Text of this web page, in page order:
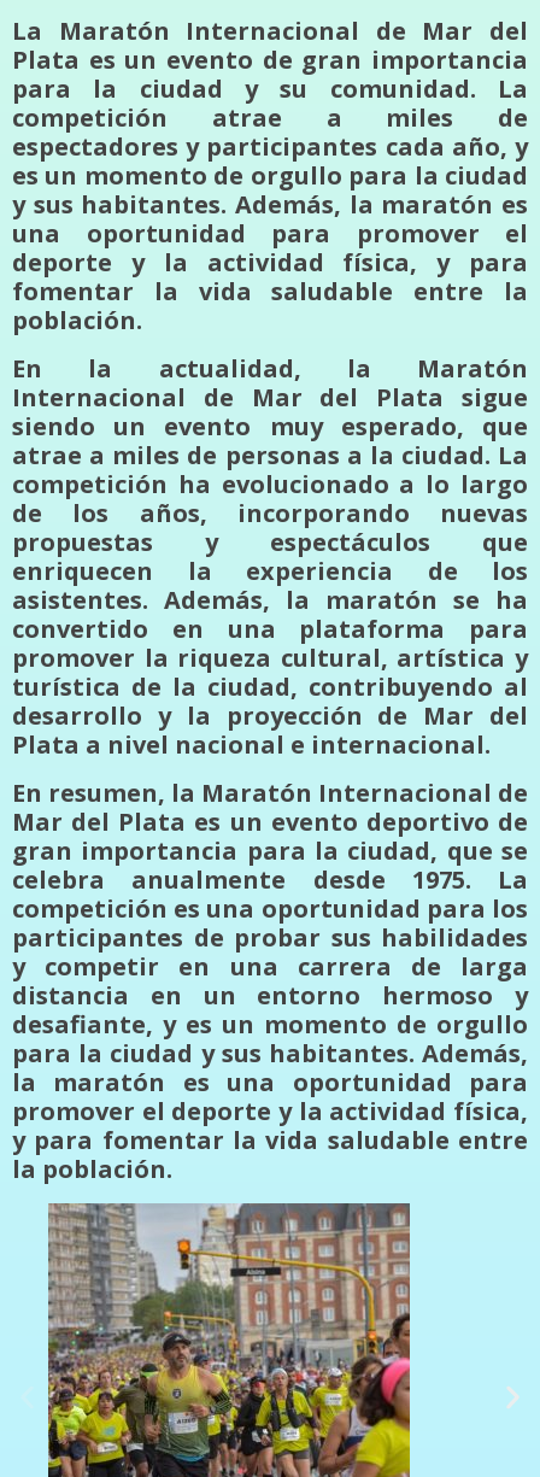
La Maratón Internacional de Mar del
Plata es un evento de gran importancia
para la ciudad y su comunidad. La
competición atrae a miles de
espectadores y participantes cada año, y
es un momento de orgullo para la ciudad
y sus habitantes. Además, la maratón es
una oportunidad para promover el
deporte y la actividad física, y para
fomentar la vida saludable entre la
población.
En la actualidad, la Maratón
Internacional de Mar del Plata sigue
siendo un evento muy esperado, que
atrae a miles de personas a la ciudad. La
competición ha evolucionado a lo largo
de los años, incorporando nuevas
propuestas y espectáculos que
enriquecen la experiencia de los
asistentes. Además, la maratón se ha
convertido en una plataforma para
promover la riqueza cultural, artística y
turística de la ciudad, contribuyendo al
desarrollo y la proyección de Mar del
Plata a nivel nacional e internacional.
En resumen, la Maratón Internacional de
Mar del Plata es un evento deportivo de
gran importancia para la ciudad, que se
celebra anualmente desde 1975. La
competición es una oportunidad para los
participantes de probar sus habilidades
y competir en una carrera de larga
distancia en un entorno hermoso y
desafiante, y es un momento de orgullo
para la ciudad y sus habitantes. Además,
la maratón es una oportunidad para
promover el deporte y la actividad física,
y para fomentar la vida saludable entre
la población.